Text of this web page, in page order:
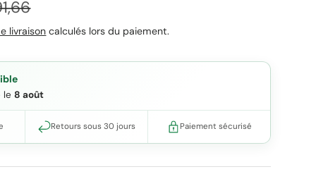
livraison calculés lors du paiement.
le8 août
Retours sous 30 jours Paiement sécurisé